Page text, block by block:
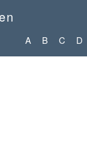
A B C D